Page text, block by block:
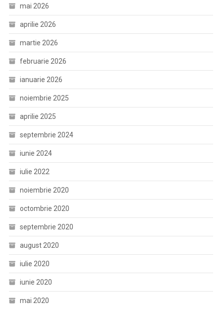
mai 2026
aprilie 2026
martie 2026
februarie 2026
ianuarie 2026
noiembrie 2025
aprilie 2025
septembrie 2024
iunie 2024
iulie 2022
noiembrie 2020
octombrie 2020
septembrie 2020
august 2020
iulie 2020
iunie 2020
mai 2020